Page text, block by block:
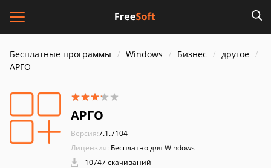
Бесплатные программы Windows Бизнес
другое
АРГО
АРГО
Версия:7.1.7104
Лицензия: Бесплатно для Windows
10747 скачиваний